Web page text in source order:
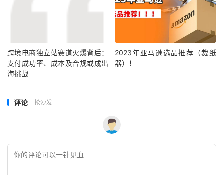
跨境电商独立站赛道火爆背后：
支付成功率、成本及合规或成出
海挑战
2023年亚马逊选品推荐（裁纸
器）！
评论 抢沙发